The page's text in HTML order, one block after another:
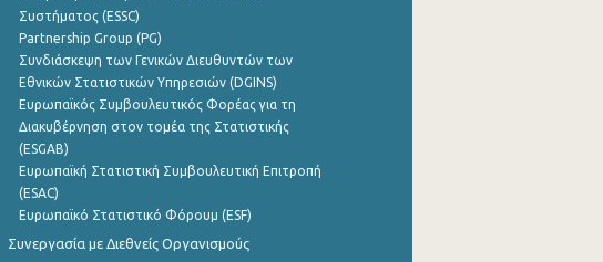
Συστήματος (ESSC)
Partnership Group (PG)
Συνδιάσκεψη των Γενικών Διευθυντών των
Εθνικών Στατιστικών Υπηρεσιών (DGINS)
Ευρωπαϊκός Συμβουλευτικός Φορέας για τη
Διακυβέρνηση στον τομέα της Στατιστικής
(ESGAB)
Ευρωπαϊκή Στατιστική Συμβουλευτική Επιτροπή
(ESAC)
Ευρωπαϊκό Στατιστικό Φόρουμ (ESF)
Συνεργασία με Διεθνείς Οργανισμούς